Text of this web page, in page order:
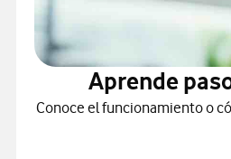
Aprende
Conoce el funcionamiento o